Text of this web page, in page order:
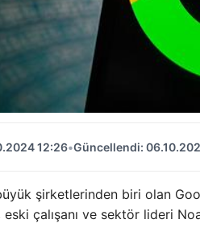
12:26•Güncellendi:
şirketlerinden biri olan
eski çalışanı ve sektör lideri